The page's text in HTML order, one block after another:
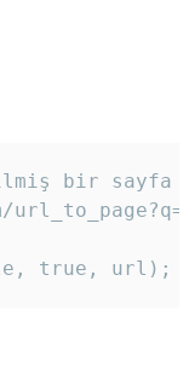
bir sayfa
true, url);